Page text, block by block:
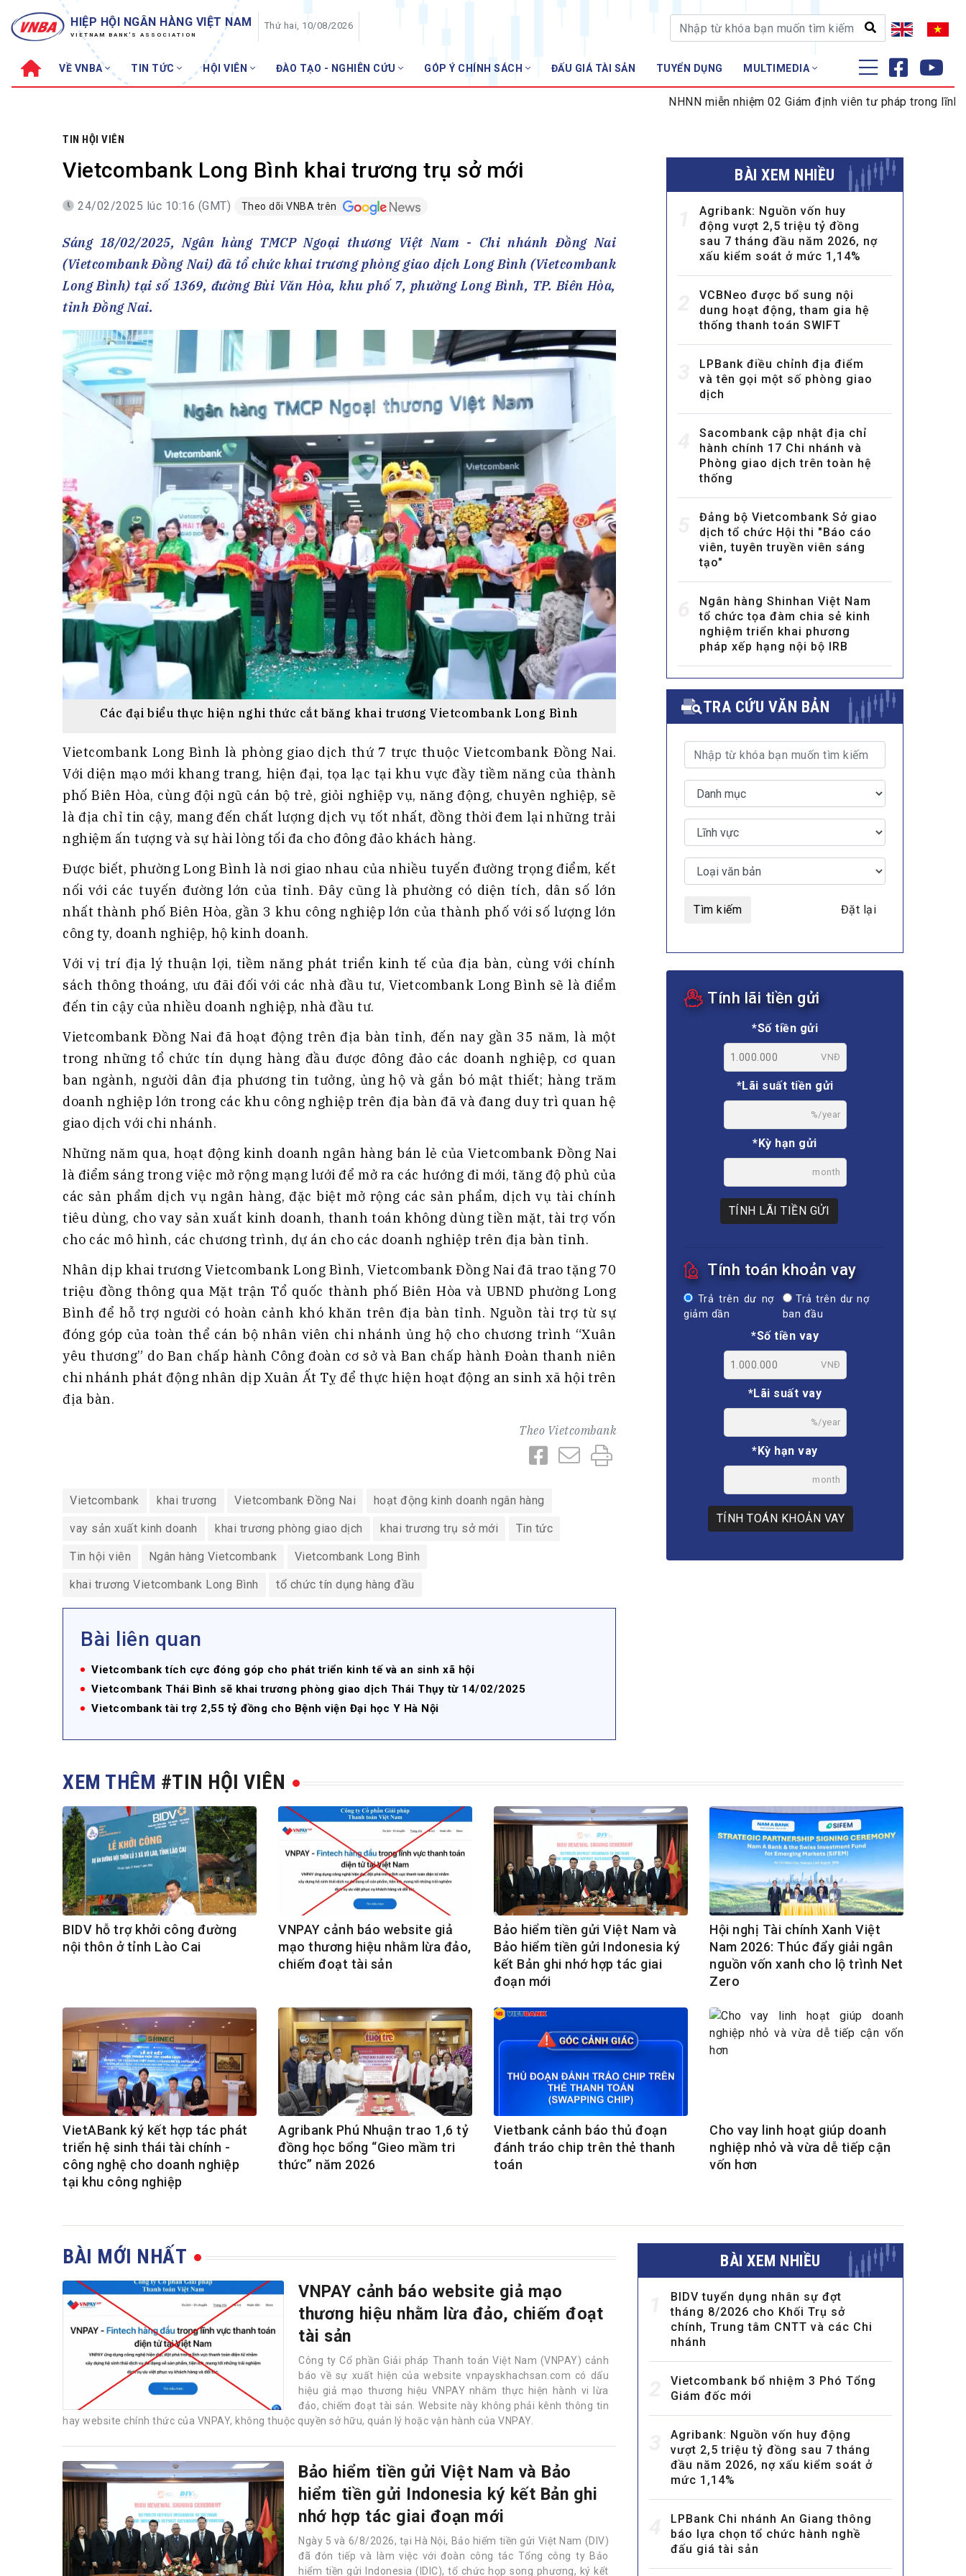
HIỆP HỘI NGÂN HÀNG VIỆT NAM
VIETNAM BANK'S ASSOCIATION
Thứ hai, 10/08/2026
VỀ VNBA TIN TỨC HỘI VIÊN ĐÀO TẠO - NGHIÊN CỨU GÓP Ý CHÍNH SÁCH ĐẤU GIÁ TÀI SẢN TUYỂN DỤNG MULTIMEDIA
Sơ đồ tổ chức
Hội đồng Hiệp hội
Cơ quan Thường trực
Lịch sử phát triển
Thành tích – Giải thưởng
30 năm VNBA
Tin Hội viên
Tin ngành ngân hàng
Topic nổi bật
Thanh toán –Thẻ
Cơ hội việc làm
Tư vấn – Hỏi đáp
Tra cứu văn bản
ĐẤU GIÁ TÀI SẢN TUYỂN DỤNG
MULTIMEDIA
Video
E-magazines
Photos
NHNN miễn nhiệm 02 Giám định viên tư pháp trong lĩnh vực tiền tệ
TIN HỘI VIÊN
Vietcombank Long Bình khai trương trụ sở mới
24/02/2025 lúc 10:16 (GMT) Theo dõi VNBA trên
Sáng 18/02/2025, Ngân hàng TMCP Ngoại thương Việt Nam - Chi nhánh Đồng Nai
(Vietcombank Đồng Nai) đã tổ chức khai trương phòng giao dịch Long Bình (Vietcombank
Long Bình) tại số 1369, đường Bùi Văn Hòa, khu phố 7, phường Long Bình, TP. Biên Hòa,
tỉnh Đồng Nai.
Các đại biểu thực hiện nghi thức cắt băng khai trương Vietcombank Long Bình
Vietcombank Long Bình là phòng giao dịch thứ 7 trực thuộc Vietcombank Đồng Nai.
Với diện mạo mới khang trang, hiện đại, tọa lạc tại khu vực đầy tiềm năng của thành
phố Biên Hòa, cùng đội ngũ cán bộ trẻ, giỏi nghiệp vụ, năng động, chuyên nghiệp, sẽ
là địa chỉ tin cậy, mang đến chất lượng dịch vụ tốt nhất, đồng thời đem lại những trải
nghiệm ấn tượng và sự hài lòng tối đa cho đông đảo khách hàng.
Được biết, phường Long Bình là nơi giao nhau của nhiều tuyến đường trọng điểm, kết
nối với các tuyến đường lớn của tỉnh. Đây cũng là phường có diện tích, dân số lớn
nhất thành phố Biên Hòa, gần 3 khu công nghiệp lớn của thành phố với số lượng lớn
công ty, doanh nghiệp, hộ kinh doanh.
Với vị trí địa lý thuận lợi, tiềm năng phát triển kinh tế của địa bàn, cùng với chính
sách thông thoáng, ưu đãi đối với các nhà đầu tư, Vietcombank Long Bình sẽ là điểm
đến tin cậy của nhiều doanh nghiệp, nhà đầu tư.
Vietcombank Đồng Nai đã hoạt động trên địa bàn tỉnh, đến nay gần 35 năm, là một
trong những tổ chức tín dụng hàng đầu được đông đảo các doanh nghiệp, cơ quan
ban ngành, người dân địa phương tin tưởng, ủng hộ và gắn bó mật thiết; hàng trăm
doanh nghiệp lớn trong các khu công nghiệp trên địa bàn đã và đang duy trì quan hệ
giao dịch với chi nhánh.
Những năm qua, hoạt động kinh doanh ngân hàng bán lẻ của Vietcombank Đồng Nai
là điểm sáng trong việc mở rộng mạng lưới để mở ra các hướng đi mới, tăng độ phủ của
các sản phẩm dịch vụ ngân hàng, đặc biệt mở rộng các sản phẩm, dịch vụ tài chính
tiêu dùng, cho vay sản xuất kinh doanh, thanh toán không dùng tiền mặt, tài trợ vốn
cho các mô hình, các chương trình, dự án cho các doanh nghiệp trên địa bàn tỉnh.
Nhân dịp khai trương Vietcombank Long Bình, Vietcombank Đồng Nai đã trao tặng 70
triệu đồng thông qua Mặt trận Tổ quốc thành phố Biên Hòa và UBND phường Long
Bình để hỗ trợ người có hoàn cảnh khó khăn trên địa bàn tỉnh. Nguồn tài trợ từ sự
đóng góp của toàn thể cán bộ nhân viên chi nhánh ủng hộ cho chương trình “Xuân
yêu thương” do Ban chấp hành Công đoàn cơ sở và Ban chấp hành Đoàn thanh niên
chi nhánh phát động nhân dịp Xuân Ất Tỵ để thực hiện hoạt động an sinh xã hội trên
địa bàn.
Theo Vietcombank
Vietcombank khai trương Vietcombank Đồng Nai hoạt động kinh doanh ngân hàng
vay sản xuất kinh doanh khai trương phòng giao dịch khai trương trụ sở mới Tin tức
Tin hội viên Ngân hàng Vietcombank Vietcombank Long Bình
khai trương Vietcombank Long Bình tổ chức tín dụng hàng đầu
Bài liên quan
Vietcombank tích cực đóng góp cho phát triển kinh tế và an sinh xã hội
Vietcombank Thái Bình sẽ khai trương phòng giao dịch Thái Thụy từ 14/02/2025
Vietcombank tài trợ 2,55 tỷ đồng cho Bệnh viện Đại học Y Hà Nội
BÀI XEM NHIỀU
Agribank: Nguồn vốn huy
động vượt 2,5 triệu tỷ đồng
sau 7 tháng đầu năm 2026, nợ
xấu kiểm soát ở mức 1,14%
VCBNeo được bổ sung nội
dung hoạt động, tham gia hệ
thống thanh toán SWIFT
LPBank điều chỉnh địa điểm
và tên gọi một số phòng giao
dịch
Sacombank cập nhật địa chỉ
hành chính 17 Chi nhánh và
Phòng giao dịch trên toàn hệ
thống
Đảng bộ Vietcombank Sở giao
dịch tổ chức Hội thi "Báo cáo
viên, tuyên truyền viên sáng
tạo"
Ngân hàng Shinhan Việt Nam
tổ chức tọa đàm chia sẻ kinh
nghiệm triển khai phương
pháp xếp hạng nội bộ IRB
TRA CỨU VĂN BẢN
Tìm kiếm Đặt lại
Tính lãi tiền gửi
*Số tiền gửi
VNĐ
*Lãi suất tiền gửi
%/year
*Kỳ hạn gửi
month
TÍNH LÃI TIỀN GỬI
Tính toán khoản vay
Trả trên dư nợ
giảm dần
Trả trên dư nợ
ban đầu
*Số tiền vay
VNĐ
*Lãi suất vay
%/year
*Kỳ hạn vay
month
TÍNH TOÁN KHOẢN VAY
XEM THÊM #TIN HỘI VIÊN
BIDV hỗ trợ khởi công đường
nội thôn ở tỉnh Lào Cai
VNPAY cảnh báo website giả
mạo thương hiệu nhằm lừa đảo,
chiếm đoạt tài sản
Bảo hiểm tiền gửi Việt Nam và
Bảo hiểm tiền gửi Indonesia ký
kết Bản ghi nhớ hợp tác giai
đoạn mới
Hội nghị Tài chính Xanh Việt
Nam 2026: Thúc đẩy giải ngân
nguồn vốn xanh cho lộ trình Net
Zero
VietABank ký kết hợp tác phát
triển hệ sinh thái tài chính -
công nghệ cho doanh nghiệp
tại khu công nghiệp
Agribank Phú Nhuận trao 1,6 tỷ
đồng học bổng “Gieo mầm tri
thức” năm 2026
Vietbank cảnh báo thủ đoạn
đánh tráo chip trên thẻ thanh
toán
Cho vay linh hoạt giúp doanh
nghiệp nhỏ và vừa dễ tiếp cận
vốn hơn
BÀI MỚI NHẤT
VNPAY cảnh báo website giả mạo
thương hiệu nhằm lừa đảo, chiếm đoạt
tài sản
Công ty Cổ phần Giải pháp Thanh toán Việt Nam (VNPAY) cảnh
báo về sự xuất hiện của website vnpayskhachsan.com có dấu
hiệu giả mạo thương hiệu VNPAY nhằm thực hiện hành vi lừa
đảo, chiếm đoạt tài sản. Website này không phải kênh thông tin
hay website chính thức của VNPAY, không thuộc quyền sở hữu, quản lý hoặc vận hành của VNPAY.
Bảo hiểm tiền gửi Việt Nam và Bảo
hiểm tiền gửi Indonesia ký kết Bản ghi
nhớ hợp tác giai đoạn mới
Ngày 5 và 6/8/2026, tại Hà Nội, Bảo hiểm tiền gửi Việt Nam (DIV)
đã đón tiếp và làm việc với đoàn công tác Tổng công ty Bảo
hiểm tiền gửi Indonesia (IDIC), tổ chức họp song phương, ký kết
BÀI XEM NHIỀU
BIDV tuyển dụng nhân sự đợt
tháng 8/2026 cho Khối Trụ sở
chính, Trung tâm CNTT và các Chi
nhánh
Vietcombank bổ nhiệm 3 Phó Tổng
Giám đốc mới
Agribank: Nguồn vốn huy động
vượt 2,5 triệu tỷ đồng sau 7 tháng
đầu năm 2026, nợ xấu kiểm soát ở
mức 1,14%
LPBank Chi nhánh An Giang thông
báo lựa chọn tổ chức hành nghề
đấu giá tài sản